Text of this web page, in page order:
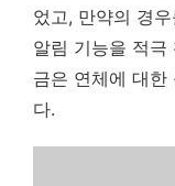
었고, 만약의 경
알림 기능을 적극
금은 연체에 대한
다.